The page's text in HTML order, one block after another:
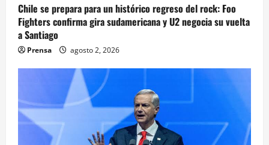
Chile se prepara para un histórico regreso del rock: Foo
Fighters confirma gira sudamericana y U2 negocia su vuelta
a Santiago
Prensa agosto 2, 2026